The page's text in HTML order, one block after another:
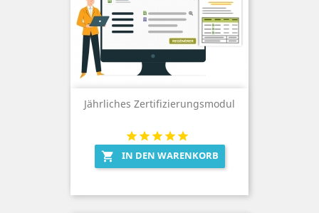
Jährliches Zertifizierungsmodul
 IN DEN WARENKORB